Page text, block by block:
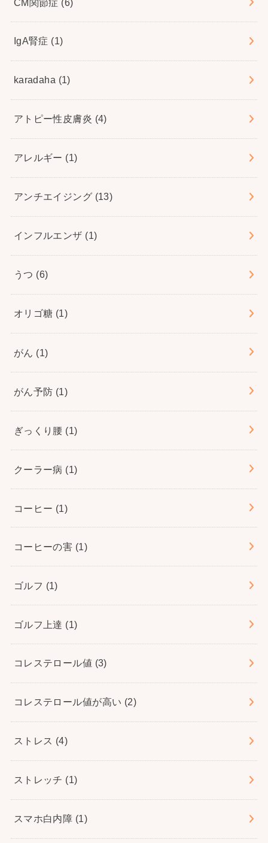
CM関節症 (6)
IgA腎症 (1)
karadaha (1)
アトピー性皮膚炎 (4)
アレルギー (1)
アンチエイジング (13)
インフルエンザ (1)
うつ (6)
オリゴ糖 (1)
がん (1)
がん予防 (1)
ぎっくり腰 (1)
クーラー病 (1)
コーヒー (1)
コーヒーの害 (1)
ゴルフ (1)
ゴルフ上達 (1)
コレステロール値 (3)
コレステロール値が高い (2)
ストレス (4)
ストレッチ (1)
スマホ白内障 (1)